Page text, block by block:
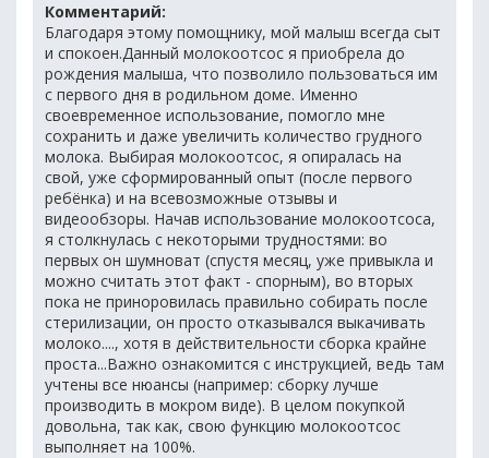
Комментарий:
Благодаря этому помощнику, мой малыш всегда сыт
и спокоен.Данный молокоотсос я приобрела до
рождения малыша, что позволило пользоваться им
с первого дня в родильном доме. Именно
своевременное использование, помогло мне
сохранить и даже увеличить количество грудного
молока. Выбирая молокоотсос, я опиралась на
свой, уже сформированный опыт (после первого
ребёнка) и на всевозможные отзывы и
видеообзоры. Начав использование молокоотсоса,
я столкнулась с некоторыми трудностями: во
первых он шумноват (спустя месяц, уже привыкла и
можно считать этот факт - спорным), во вторых
пока не приноровилась правильно собирать после
стерилизации, он просто отказывался выкачивать
молоко...., хотя в действительности сборка крайне
проста...Важно ознакомится с инструкцией, ведь там
учтены все нюансы (например: сборку лучше
производить в мокром виде). В целом покупкой
довольна, так как, свою функцию молокоотсос
выполняет на 100%.